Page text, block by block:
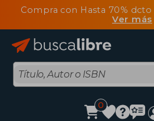
Compra con Hasta 70%
Ver más
0